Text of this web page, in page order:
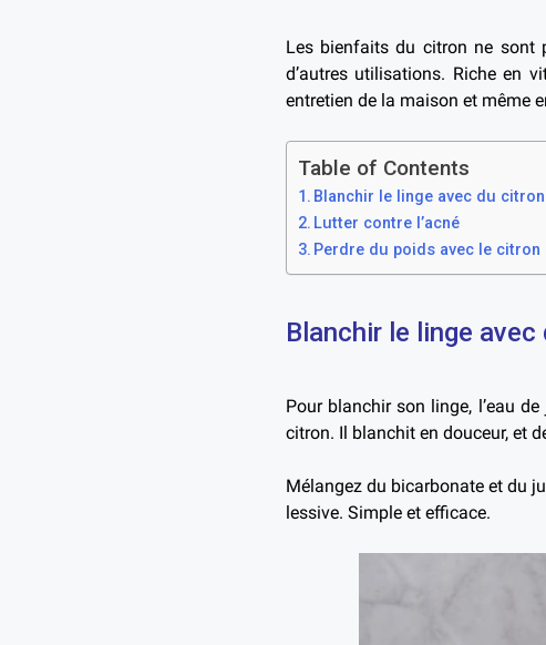
Les bienfaits du citron ne sont
d’autres utilisations. Riche en
entretien de la maison et même
Table of Contents
Blanchir le linge avec du citron
Lutter contre l’acné
Perdre du poids avec le citron
Blanchir le linge
Pour blanchir son linge, l’eau
citron. Il blanchit en douceur, et
Mélangez du bicarbonate et du
lessive. Simple et efficace.